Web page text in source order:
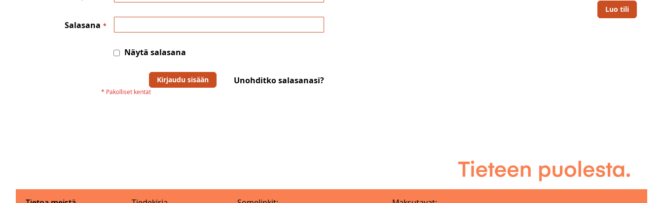
Salasana
Näytä salasana
Kirjaudu sisään Unohditko salasanasi?
Luo tili